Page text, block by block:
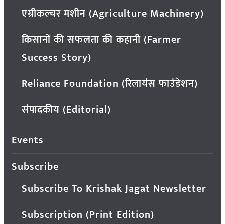
एग्रीकल्चर मशीन (Agriculture Machinery)
किसानों की सफलता की कहानी (Farmer
Success Story)
Reliance Foundation (रिलायंस फाउंडेशन)
संपादकीय (Editorial)
Events
Subscribe
Subscribe To Krishak Jagat Newsletter
Subscription (Print Edition)